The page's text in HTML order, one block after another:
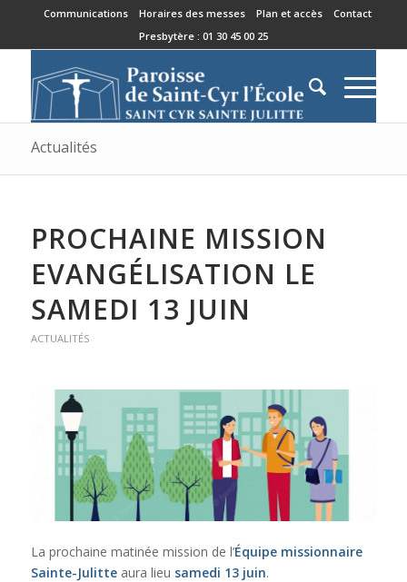
Communications Horaires des messes Plan et accès
Contact
Presbytère : 01 30 45 00 25
Actualités
PROCHAINE MISSION
EVANGÉLISATION LE
SAMEDI 13 JUIN
ACTUALITÉS
La prochaine matinée mission de l’Équipe missionnaire
Sainte-Julitteaura lieu samedi 13 juin.